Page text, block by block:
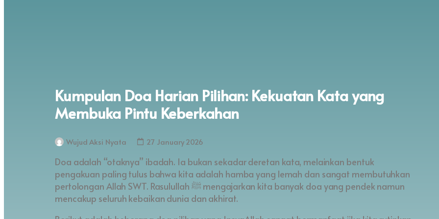
Kumpulan Doa Harian Pilihan: Kekuatan Kata yang
Membuka Pintu Keberkahan
Wujud Aksi Nyata 27 January 2026
Doa adalah “otaknya” ibadah. Ia bukan sekadar deretan kata, melainkan bentuk
pengakuan paling tulus bahwa kita adalah hamba yang lemah dan sangat membutuhkan
pertolongan Allah SWT. Rasulullah ﷺ mengajarkan kita banyak doa yang pendek namun
mencakup seluruh kebaikan dunia dan akhirat.